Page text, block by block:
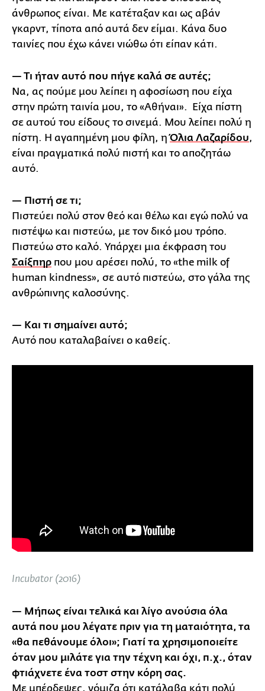
άνθρωπος είναι. Με κατέταξαν και ως αβάν
γκαρντ, τίποτα από αυτά δεν είμαι. Κάνα δυο
ταινίες που έχω κάνει νιώθω ότι είπαν κάτι.
— Τι ήταν αυτό που πήγε καλά σε αυτές;
Να, ας πούμε μου λείπει η αφοσίωση που είχα
στην πρώτη ταινία μου, το «Αθήναι». Είχα πίστη
σε αυτού του είδους το σινεμά. Μου λείπει πολύ η
πίστη. Η αγαπημένη μου φίλη, ηΌλια Λαζαρίδου,
είναι πραγματικά πολύ πιστή και το αποζητάω
αυτό.
— Πιστή σε τι;
Πιστεύει πολύ στον θεό και θέλω και εγώ πολύ να
πιστέψω και πιστεύω, με τον δικό μου τρόπο.
Πιστεύω στο καλό. Υπάρχει μια έκφραση του
Σαίξπηρ που μου αρέσει πολύ, το «the milk of
human kindness», σε αυτό πιστεύω, στο γάλα της
ανθρώπινης καλοσύνης.
— Και τι σημαίνει αυτό;
Αυτό που καταλαβαίνει ο καθείς.
Incubator (2016)
— Μήπως είναι τελικά και λίγο ανούσια όλα
αυτά που μου λέγατε πριν για τη ματαιότητα, τα
«θα πεθάνουμε όλοι»; Γιατί τα χρησιμοποιείτε
όταν μου μιλάτε για την τέχνη και όχι, π.χ., όταν
φτιάχνετε ένα τοστ στην κόρη σας.
Με μπέρδεψες, νόμιζα ότι κατάλαβα κάτι πολύ